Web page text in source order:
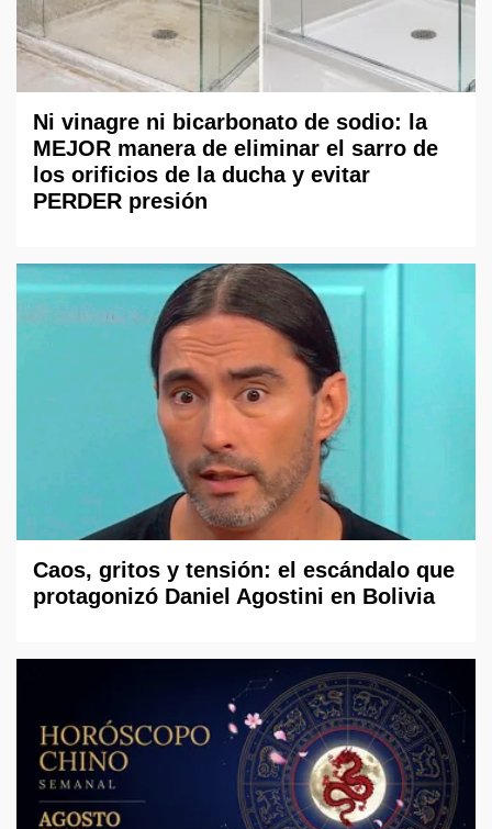
Ni vinagre ni bicarbonato de sodio: la
MEJOR manera de eliminar el sarro de
los orificios de la ducha y evitar
PERDER presión
Caos, gritos y tensión: el escándalo que
protagonizó Daniel Agostini en Bolivia